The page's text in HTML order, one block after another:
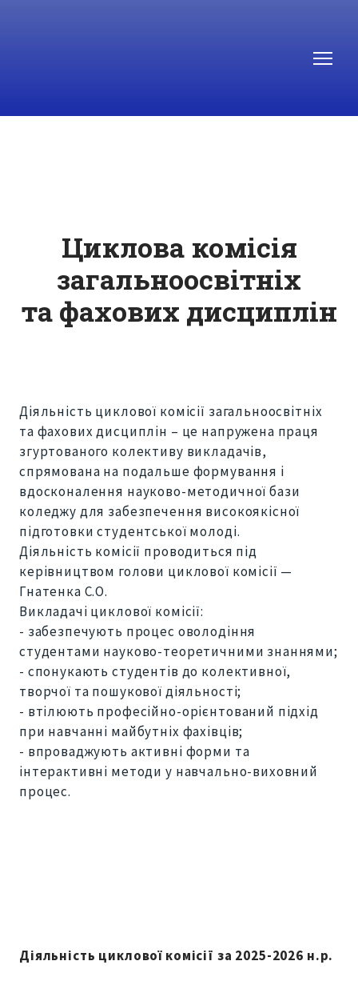
Циклова комісія
загальноосвітніх
та фахових дисциплін
Діяльність циклової комісії загальноосвітніх
та фахових дисциплін – це напружена праця
згуртованого колективу викладачів,
спрямована на подальше формування і
вдосконалення науково-методичної бази
коледжу для забезпечення високоякісної
підготовки студентської молоді.
Діяльність комісії проводиться під
керівництвом голови циклової комісії —
Гнатенка С.О.
Викладачі циклової комісії:
- забезпечують процес оволодіння
студентами науково-теоретичними знаннями;
- спонукають студентів до колективної,
творчої та пошукової діяльності;
- втілюють професійно-орієнтований підхід
при навчанні майбутніх фахівців;
- впроваджують активні форми та
інтерактивні методи у навчально-виховний
процес.
Діяльність циклової комісії за 2025-2026 н.р.